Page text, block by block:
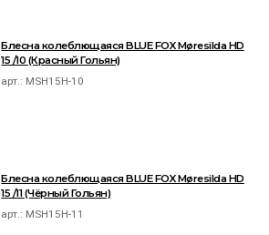
Блесна колеблющаяся BLUE FOX Møresilda HD
15 /10 (Красный Гольян)
арт.: MSH15H-10
Блесна колеблющаяся BLUE FOX Møresilda HD
15 /11 (Чёрный Гольян)
арт.: MSH15H-11